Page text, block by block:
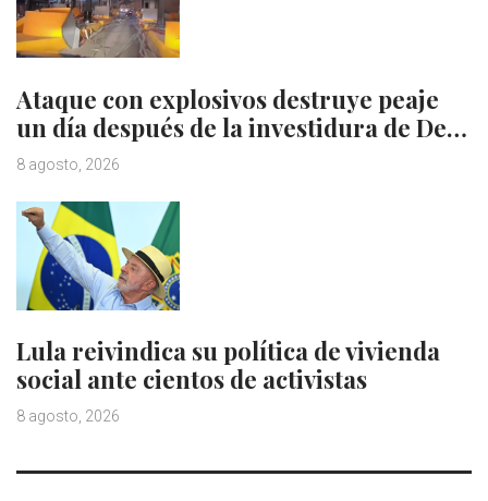
Ataque con explosivos destruye peaje
un día después de la investidura de De…
8 agosto, 2026
Lula reivindica su política de vivienda
social ante cientos de activistas
8 agosto, 2026